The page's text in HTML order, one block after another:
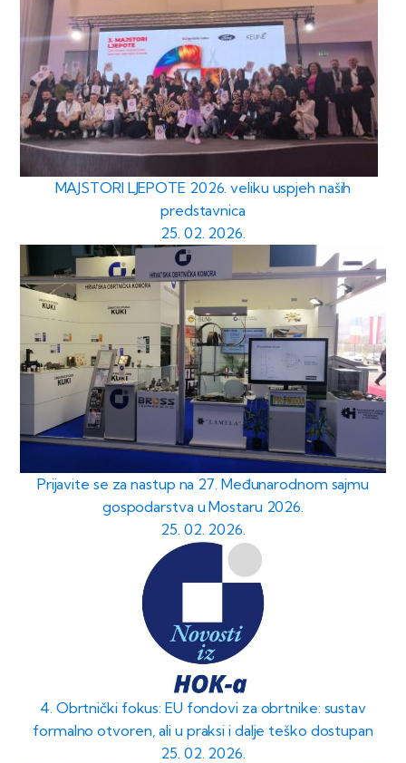
MAJSTORI LJEPOTE 2026. veliku uspjeh naših
predstavnica
25. 02. 2026.
Prijavite se za nastup na 27. Međunarodnom sajmu
gospodarstva u Mostaru 2026.
25. 02. 2026.
4. Obrtnički fokus: EU fondovi za obrtnike: sustav
formalno otvoren, ali u praksi i dalje teško dostupan
25. 02. 2026.